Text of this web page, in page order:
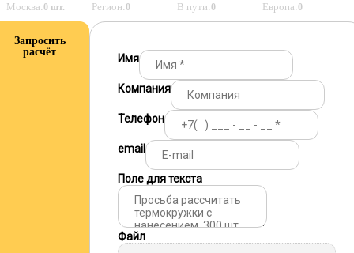
Москва:0 шт. Регион:0 В пути:0 Европа:0
Запросить
расчёт
Имя
Компания
Телефон
email
Поле для текста
Файл